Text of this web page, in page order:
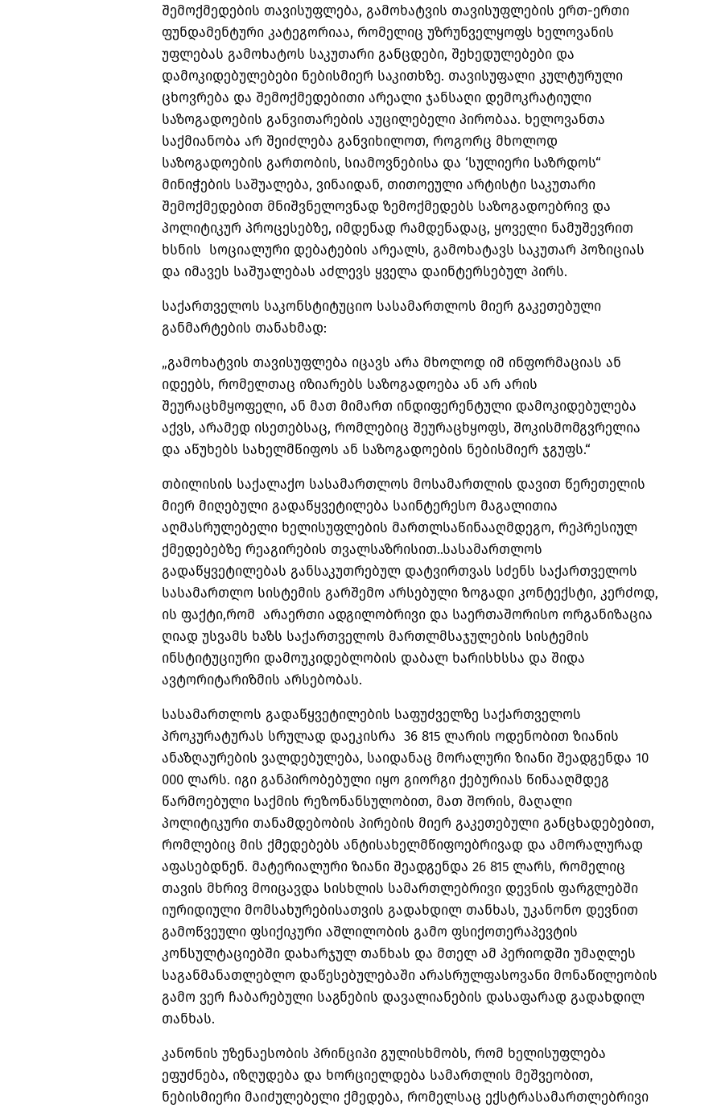
შემოქმედების თავისუფლება, გამოხატვის თავისუფლების ერთ-ერთი
ფუნდამენტური კატეგორიაა, რომელიც უზრუნველყოფს ხელოვანის
უფლებას გამოხატოს საკუთარი განცდები, შეხედულებები და
დამოკიდებულებები ნებისმიერ საკითხზე. თავისუფალი კულტურული
ცხოვრება და შემოქმედებითი არეალი ჯანსაღი დემოკრატიული
საზოგადოების განვითარების აუცილებელი პირობაა. ხელოვანთა
საქმიანობა არ შეიძლება განვიხილოთ, როგორც მხოლოდ
საზოგადოების გართობის, სიამოვნებისა და ‘სულიერი საზრდოს“
მინიჭების საშუალება, ვინაიდან, თითოეული არტისტი საკუთარი
შემოქმედებით მნიშვნელოვნად ზემოქმედებს საზოგადოებრივ და
პოლიტიკურ პროცესებზე, იმდენად რამდენადაც, ყოველი ნამუშევრით
ხსნის სოციალური დებატების არეალს, გამოხატავს საკუთარ პოზიციას
და იმავეს საშუალებას აძლევს ყველა დაინტერსებულ პირს.
საქართველოს საკონსტიტუციო სასამართლოს მიერ გაკეთებული
განმარტების თანახმად:
„გამოხატვის თავისუფლება იცავს არა მხოლოდ იმ ინფორმაციას ან
იდეებს, რომელთაც იზიარებს საზოგადოება ან არ არის
შეურაცხმყოფელი, ან მათ მიმართ ინდიფერენტული დამოკიდებულება
აქვს, არამედ ისეთებსაც, რომლებიც შეურაცხყოფს, შოკისმომგვრელია
და აწუხებს სახელმწიფოს ან საზოგადოების ნებისმიერ ჯგუფს.“
თბილისის საქალაქო სასამართლოს მოსამართლის დავით წერეთელის
მიერ მიღებული გადაწყვეტილება საინტერესო მაგალითია
აღმასრულებელი ხელისუფლების მართლსაწინააღმდეგო, რეპრესიულ
ქმედებებზე რეაგირების თვალსაზრისით..სასამართლოს
გადაწყვეტილებას განსაკუთრებულ დატვირთვას სძენს საქართველოს
სასამართლო სისტემის გარშემო არსებული ზოგადი კონტექსტი, კერძოდ,
ის ფაქტი,რომ არაერთი ადგილობრივი და საერთაშორისო ორგანიზაცია
ღიად უსვამს ხაზს საქართველოს მართლმსაჯულების სისტემის
ინსტიტუციური დამოუკიდებლობის დაბალ ხარისხსსა და შიდა
ავტორიტარიზმის არსებობას.
სასამართლოს გადაწყვეტილების საფუძველზე საქართველოს
პროკურატურას სრულად დაეკისრა 36 815 ლარის ოდენობით ზიანის
ანაზღაურების ვალდებულება, საიდანაც მორალური ზიანი შეადგენდა 10
000 ლარს. იგი განპირობებული იყო გიორგი ქებურიას წინააღმდეგ
წარმოებული საქმის რეზონანსულობით, მათ შორის, მაღალი
პოლიტიკური თანამდებობის პირების მიერ გაკეთებული განცხადებებით,
რომლებიც მის ქმედებებს ანტისახელმწიფოებრივად და ამორალურად
აფასებდნენ. მატერიალური ზიანი შეადგენდა 26 815 ლარს, რომელიც
თავის მხრივ მოიცავდა სისხლის სამართლებრივი დევნის ფარგლებში
იურიდიული მომსახურებისათვის გადახდილ თანხას, უკანონო დევნით
გამოწვეული ფსიქიკური აშლილობის გამო ფსიქოთერაპევტის
კონსულტაციებში დახარჯულ თანხას და მთელ ამ პერიოდში უმაღლეს
საგანმანათლებლო დაწესებულებაში არასრულფასოვანი მონაწილეობის
გამო ვერ ჩაბარებული საგნების დავალიანების დასაფარად გადახდილ
თანხას.
კანონის უზენაესობის პრინციპი გულისხმობს, რომ ხელისუფლება
ეფუძნება, იზღუდება და ხორციელდება სამართლის მეშვეობით,
ნებისმიერი მაიძულებელი ქმედება, რომელსაც ექსტრასამართლებრივი